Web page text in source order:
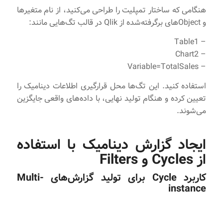
هنگامی که ساختار تمپلیت را طراحی می‌کنید، از نام متغیرها
و Objectهای برگرفته‌شده از Qlik در قالب تگ‌هایی مانند:
– Table1
– Chart2
– Variable=TotalSales
استفاده کنید. این تگ‌ها محل قرارگیری اطلاعات دینامیک را
تعیین کرده و هنگام تولید نهایی، با داده‌های واقعی جایگزین
می‌شوند.
ایجاد گزارش دینامیک با استفاده
از Cycles و Filters
کاربرد Cycle برای تولید گزارش‌های Multi-
instance